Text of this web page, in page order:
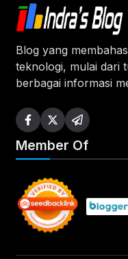
Blog yang
teknologi, mulai dari
berbagai informasi
Member Of